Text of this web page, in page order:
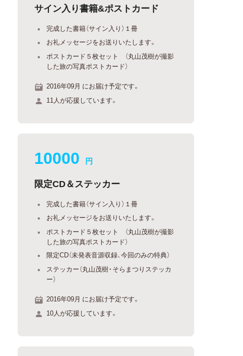
サイン入り書籍&ポストカード
完成した書籍（サイン入り）１冊
お礼メッセージをお送りいたします。
ポストカード５枚セット （丸山茂樹が撮影
した旅の写真ポストカード）
2016年09月 にお届け予定です。
11人が応援しています。
10000 円
限定CD＆ステッカー
完成した書籍（サイン入り）１冊
お礼メッセージをお送りいたします。
ポストカード５枚セット （丸山茂樹が撮影
した旅の写真ポストカード）
限定CD（未発表音源収録、今回のみの特典）
ステッカー（丸山茂樹・そらまつりステッカ
ー）
2016年09月 にお届け予定です。
10人が応援しています。